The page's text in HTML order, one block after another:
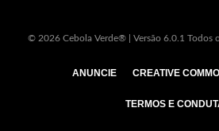
© 2026 Cebola Verde® | Versão 6.0.1 Todos
ANUNCIE CREATIVE
TERMOS E